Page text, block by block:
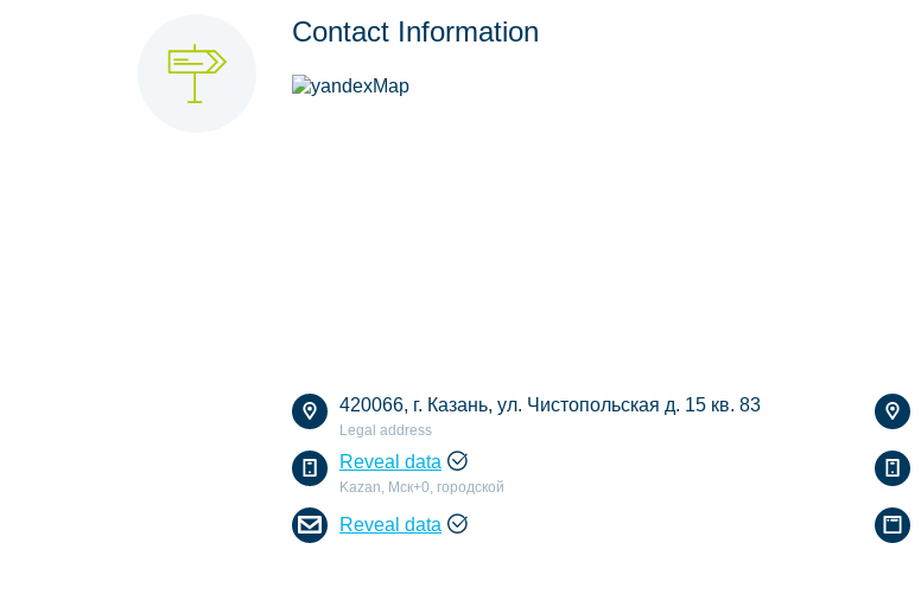
Contact Information
420066, г. Казань, ул. Чистопольская д. 15 кв. 83
Legal address
Reveal data
Kazan, Мск+0, городской
Reveal data